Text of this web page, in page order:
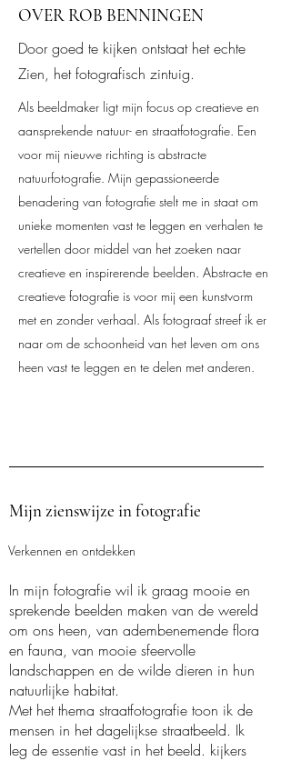
OVER ROB BENNINGEN
Door goed te kijken ontstaat het echte
Zien, het fotografisch zintuig.
Als beeldmaker ligt mijn focus op creatieve en
aansprekende natuur- en straatfotografie. Een
voor mij nieuwe richting is abstracte
natuurfotografie. Mijn gepassioneerde
benadering van fotografie stelt me in staat om
unieke momenten vast te leggen en verhalen te
vertellen door middel van het zoeken naar
creatieve en inspirerende beelden. Abstracte en
creatieve fotografie is voor mij een kunstvorm
met en zonder verhaal. Als fotograaf streef ik er
naar om de schoonheid van het leven om ons
heen vast te leggen en te delen met anderen.
Mijn zienswijze in fotografie
Verkennen en ontdekken
In mijn fotografie wil ik graag mooie en
sprekende beelden maken van de wereld
om ons heen, van adembenemende flora
en fauna, van mooie sfeervolle
landschappen en de wilde dieren in hun
natuurlijke habitat.
Met het thema straatfotografie toon ik de
mensen in het dagelijkse straatbeeld. Ik
leg de essentie vast in het beeld. kijkers